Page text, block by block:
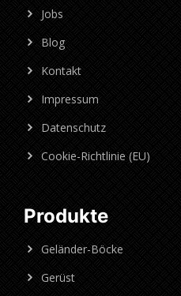
Jobs
Blog
Kontakt
Impressum
Datenschutz
Cookie-Richtlinie (EU)
Produkte
Geländer-Böcke
Gerüst